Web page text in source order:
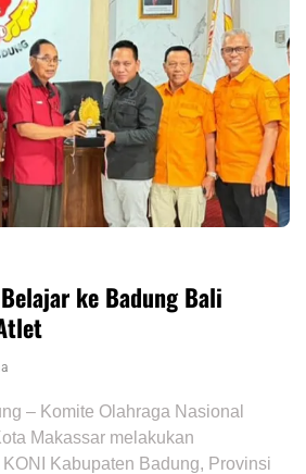
ke Badung Bali
– Komite Olahraga Nasional
Makassar melakukan
Kabupaten Badung, Provinsi